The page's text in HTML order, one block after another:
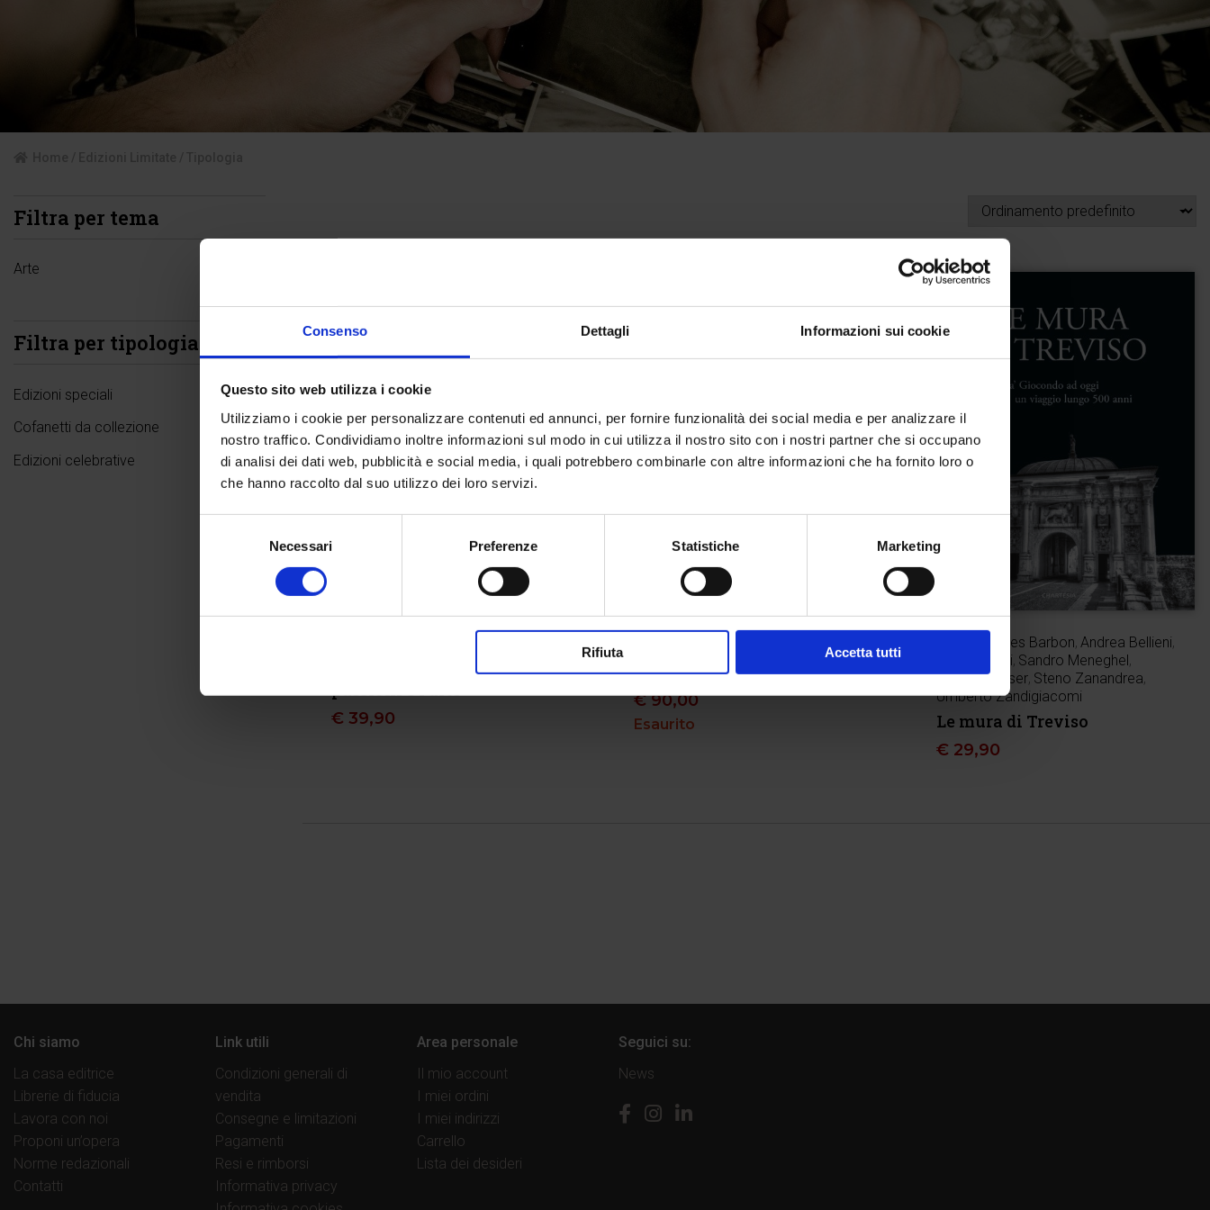
Consenso Dettagli Informazioni sui cookie
Questo sito web utilizza i cookie
Utilizziamo i cookie per personalizzare contenuti ed annunci, per fornire funzionalità dei social media e per analizzare il
nostro traffico. Condividiamo inoltre informazioni sul modo in cui utilizza il nostro sito con i nostri partner che si occupano
di analisi dei dati web, pubblicità e social media, i quali potrebbero combinarle con altre informazioni che ha fornito loro o
che hanno raccolto dal suo utilizzo dei loro servizi.
Necessari Preferenze Statistiche Marketing
Rifiuta Accetta tutti
Filtra per tema
Arte
Filtra per tipologia
Edizioni speciali
Cofanetti da collezione
Edizioni celebrative
CANOVA. La vita, gli amori, le
passioni e l’arte
€ 39,90
Divina Commedia – Edizione
illustrata (3 voll.)
€ 90,00
Esaurito
Ferdy Hermes Barbon, Andrea Bellieni,
Achille Costi, Sandro Meneghel ,
Simone Piaser, Steno Zanandrea,
Umberto Zandigiacomi
Le mura di Treviso
€ 29,90
Chi siamo
La casa editrice
Librerie di fiducia
Lavora con noi
Proponi un’opera
Norme redazionali
Contatti
Link utili
Condizioni generali di
vendita
Consegne e limitazioni
Pagamenti
Resi e rimborsi
Informativa privacy
Area personale
Il mio account
I miei ordini
I miei indirizzi
Carrello
Lista dei desideri
Seguici su:
News